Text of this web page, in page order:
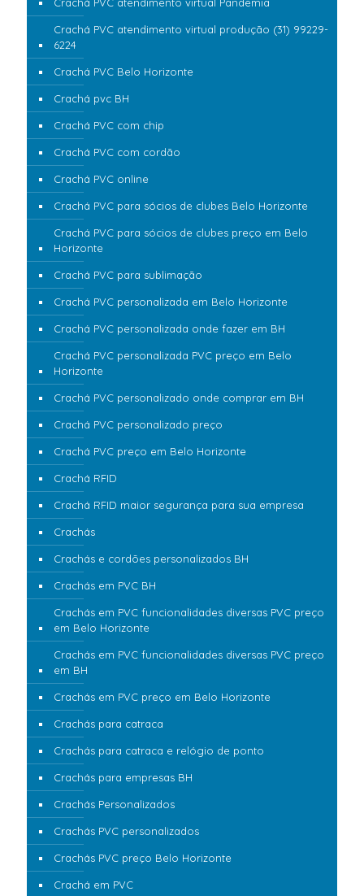
Crachá PVC atendimento virtual Pandemia
Crachá PVC atendimento virtual produção (31) 99229-
6224
Crachá PVC Belo Horizonte
Crachá pvc BH
Crachá PVC com chip
Crachá PVC com cordão
Crachá PVC online
Crachá PVC para sócios de clubes Belo Horizonte
Crachá PVC para sócios de clubes preço em Belo
Horizonte
Crachá PVC para sublimação
Crachá PVC personalizada em Belo Horizonte
Crachá PVC personalizada onde fazer em BH
Crachá PVC personalizada PVC preço em Belo
Horizonte
Crachá PVC personalizado onde comprar em BH
Crachá PVC personalizado preço
Crachá PVC preço em Belo Horizonte
Crachá RFID
Crachá RFID maior segurança para sua empresa
Crachás
Crachás e cordões personalizados BH
Crachás em PVC BH
Crachás em PVC funcionalidades diversas PVC preço
em Belo Horizonte
Crachás em PVC funcionalidades diversas PVC preço
em BH
Crachás em PVC preço em Belo Horizonte
Crachás para catraca
Crachás para catraca e relógio de ponto
Crachás para empresas BH
Crachás Personalizados
Crachás PVC personalizados
Crachás PVC preço Belo Horizonte
Crachá em PVC